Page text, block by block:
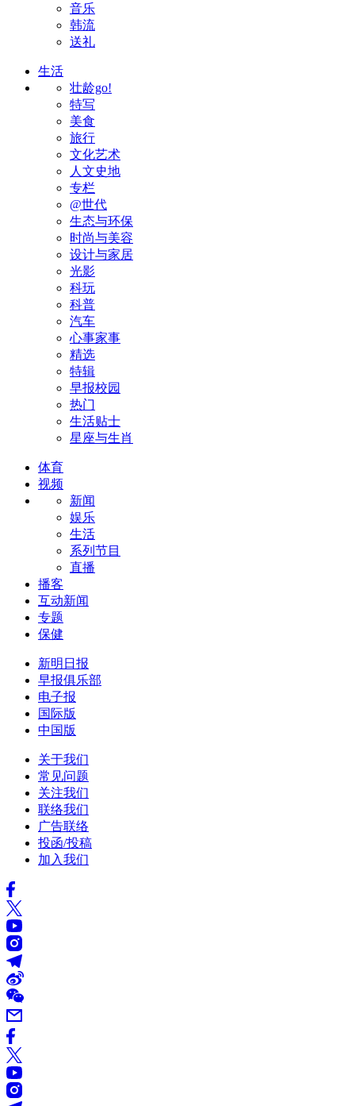
音乐
韩流
送礼
生活
壮龄go!
特写
美食
旅行
文化艺术
人文史地
专栏
@世代
生态与环保
时尚与美容
设计与家居
光影
科玩
科普
汽车
心事家事
精选
特辑
早报校园
热门
生活贴士
星座与生肖
体育
视频
新闻
娱乐
生活
系列节目
直播
播客
互动新闻
专题
保健
新明日报
早报俱乐部
电子报
国际版
中国版
关于我们
常见问题
关注我们
联络我们
广告联络
投函/投稿
加入我们